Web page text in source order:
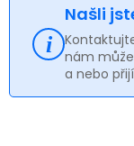
Našli
nám
a nebo